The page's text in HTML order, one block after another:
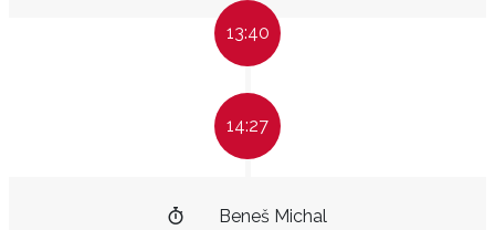
13:40
14:27
Beneš Michal